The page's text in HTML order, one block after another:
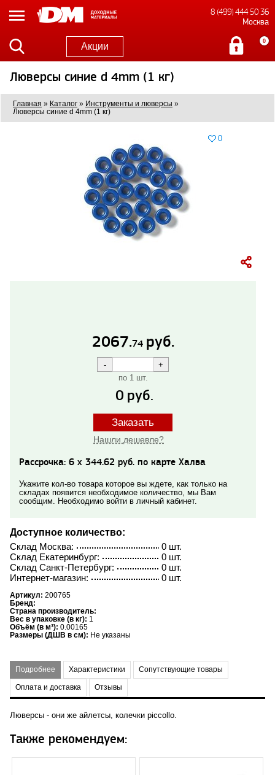
8 (499) 444 50 36
Москва
Акции 0
Люверсы синие d 4mm (1 кг)
Главная » Каталог » Инструменты и люверсы »
Люверсы синие d 4mm (1 кг)
0
2067.74 руб.
по 1 шт.
0 руб.
Заказать
Нашли дешевле?
Рассрочка: 6 x 344.62 руб. по карте Халва
Укажите кол-во товара которое вы ждете, как только на
складах появится необходимое количество, мы Вам
сообщим. Необходимо войти в личный кабинет.
Доступное количество:
0 шт.
Склад Москва:
0 шт.
Склад Екатеринбург:
0 шт.
Склад Санкт-Петербург:
0 шт.
Интернет-магазин:
Артикул: 200765
Бренд:
Страна производитель:
Вес в упаковке (в кг): 1
Объём (в м³): 0.00165
Размеры (ДШВ в см): Не указаны
Подробнее Характеристики Сопутствующие товары
Оплата и доставка Отзывы
Люверсы - они же айлетсы, колечки piccollo.
Также рекомендуем: